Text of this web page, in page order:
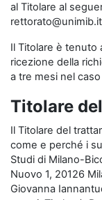
al Titolare al
Il Titolare è tenuto
ricezione della
a tre mesi nel
Titolare
Il Titolare del
come e perché i
Studi di Milano-
Nuovo 1, 20126
Giovanna